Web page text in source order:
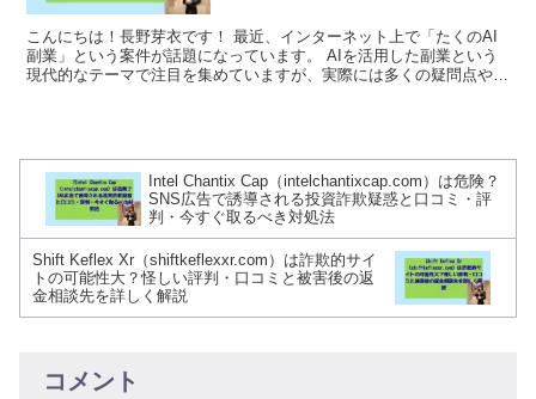
こんにちは！長野芽衣です！ 最近、インターネット上で「たくのAI
副業」という案件が話題になっています。 AIを活用した副業という
現代的なテーマで注目を集めていますが、実際には多くの疑問点や懸
​Intel Chantix Cap（intelchantixcap.com）は危険？
SNS広告で誘導される投資詐欺疑惑と口コミ・評
判・今すぐ取るべき対処法
Shift Keflex Xr（shiftkeflexxr.com）は詐欺的サイ
トの可能性大？怪しい評判・口コミと被害後の返
金相談先を詳しく解説
コメント